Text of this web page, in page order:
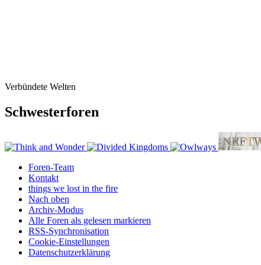
Verbündete Welten
Schwesterforen
Foren-Team
Kontakt
things we lost in the fire
Nach oben
Archiv-Modus
Alle Foren als gelesen markieren
RSS-Synchronisation
Cookie-Einstellungen
Datenschutzerklärung